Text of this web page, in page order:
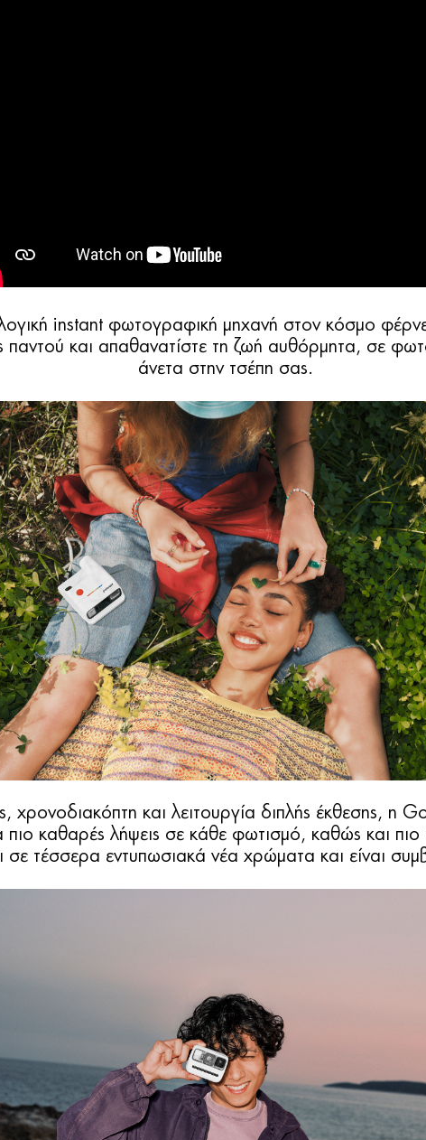
instant φωτογραφική μηχανή στον κόσμο
παντού και απαθανατίστε τη ζωή αυθόρμητα, σε
άνετα στην τσέπη σας.
και λειτουργία διπλής έκθεσης, η
καθαρές λήψεις σε κάθε φωτισμό, καθώς και πιο
σε τέσσερα εντυπωσιακά νέα χρώματα και είναι